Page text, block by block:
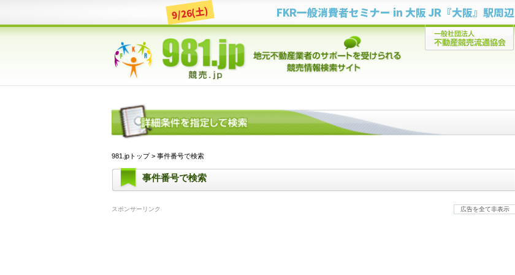
9/26(土) FKR一般消費者セミナー in 大阪 JR『大阪』駅周辺
981.jpトップ> 事件番号で検索
事件番号で検索
スポンサーリンク 広告を全て非表示